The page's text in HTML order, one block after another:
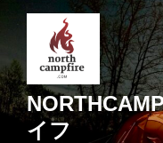
ン
ツ
へ
イフ